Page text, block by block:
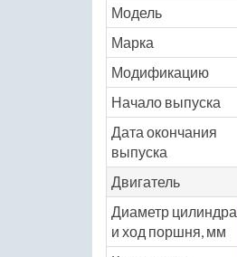
Модель
Марка
Модификацию
Начало выпуска
Дата окончания
выпуска
Двигатель
Диаметр цилиндра
и ход поршня, мм